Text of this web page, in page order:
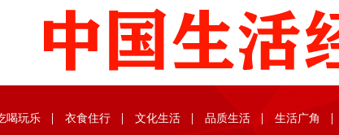
喝玩乐 衣食住行 文化生活 品质生活 生活广角